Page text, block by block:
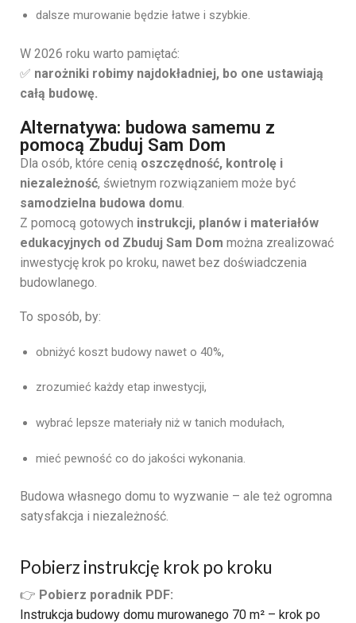
dalsze murowanie będzie łatwe i szybkie.
W 2026 roku warto pamiętać:
✅ narożniki robimy najdokładniej, bo one ustawiają
całą budowę.
Alternatywa: budowa samemu z
pomocą Zbuduj Sam Dom
Dla osób, które cenią oszczędność, kontrolę i
niezależność, świetnym rozwiązaniem może być
samodzielna budowa domu
Z pomocą gotowych instrukcji, planów i materiałów
edukacyjnych od Zbuduj Sam Dom można zrealizować
inwestycję krok po kroku, nawet bez doświadczenia
budowlanego.
To sposób, by:
obniżyć koszt budowy nawet o 40%,
zrozumieć każdy etap inwestycji,
wybrać lepsze materiały niż w tanich modułach,
mieć pewność co do jakości wykonania.
Budowa własnego domu to wyzwanie – ale też ogromna
satysfakcja i niezależność.
Pobierz instrukcję krok po kroku
👉 Pobierz poradnik PDF:
Instrukcja budowy domu murowanego 70 m² – krok po